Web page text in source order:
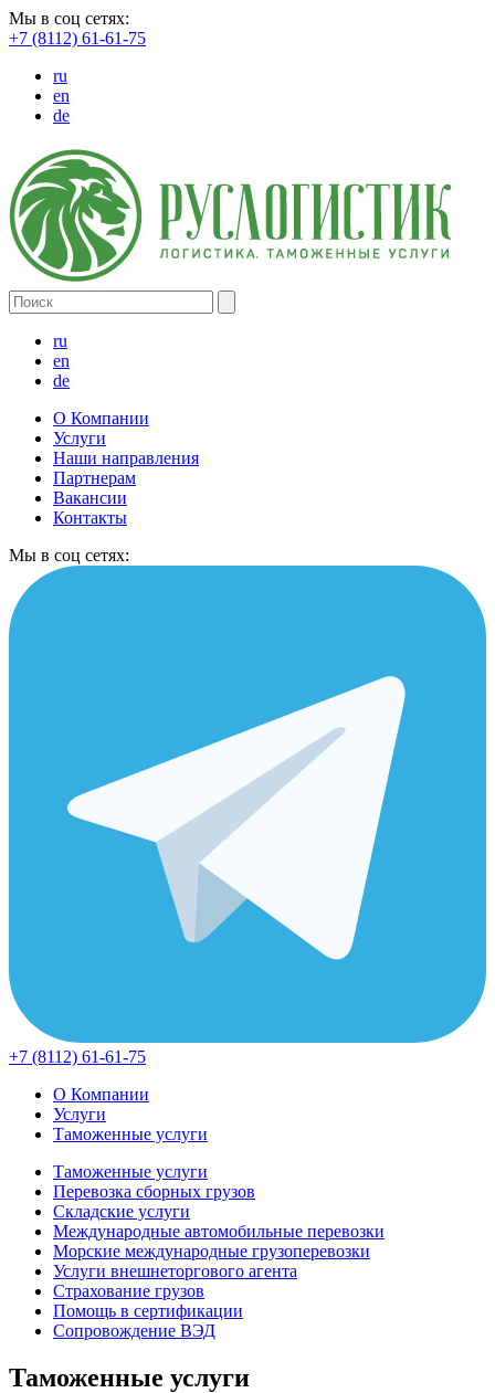
Мы в соц сетях:
+7 (8112) 61-61-75
ru
en
de
ru
en
de
О Компании
Услуги
Наши направления
Партнерам
Вакансии
Контакты
Мы в соц сетях:
+7 (8112) 61-61-75
О Компании
Услуги
Таможенные услуги
Таможенные услуги
Перевозка сборных грузов
Складские услуги
Международные автомобильные перевозки
Морские международные грузоперевозки
Услуги внешнеторгового агента
Страхование грузов
Помощь в сертификации
Сопровождение ВЭД
Таможенные услуги